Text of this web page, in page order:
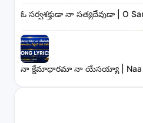
ఓ సర్వశక్తుడా నా సత్యదేవుడా | O
నా క్షేమాధారమా నా యేసయ్యా | Naa